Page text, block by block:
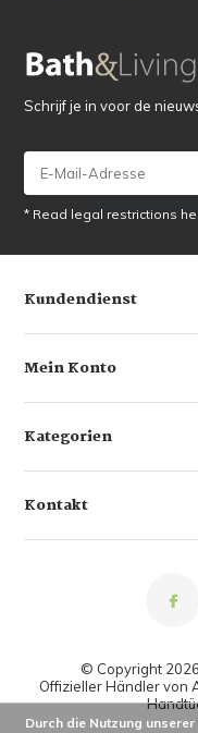
Schrijf je in voor de
* Read legal restrictions
Kundendienst
Mein Konto
Kategorien
Kontakt
© Copyright
Offizieller Händler von
Durch die Nutzung